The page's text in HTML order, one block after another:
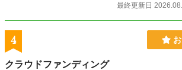
証券会社の思惑—— さまざまな陰謀
ぶつかり合いと、一人の経営者の
最終更新日
4
クラウドファンディング